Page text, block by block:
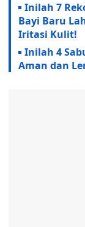
Inilah 7
Bayi Baru
Iritasi Kulit!
Inilah 4
Aman dan